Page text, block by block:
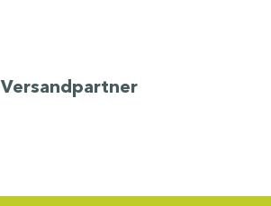
Versandpartner